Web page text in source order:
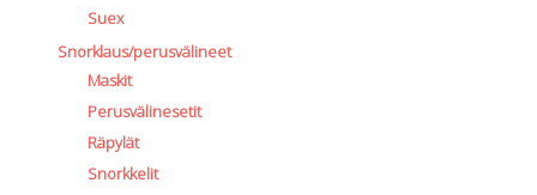
Suex
Snorklaus/perusvälineet
Maskit
Perusvälinesetit
Räpylät
Snorkkelit